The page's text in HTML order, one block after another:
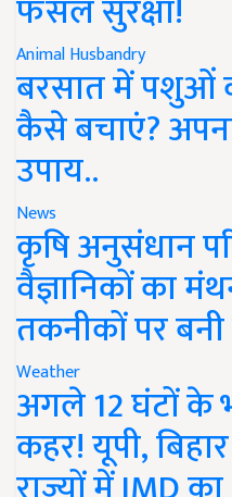
फसल सुरक्षा!
Animal Husbandry
बरसात में पशुओं
कैसे बचाएं?
उपाय..
News
कृषि अनुसंधान
वैज्ञानिकों का
तकनीकों पर
Weather
अगले 12 घंटों के
कहर! यूपी,